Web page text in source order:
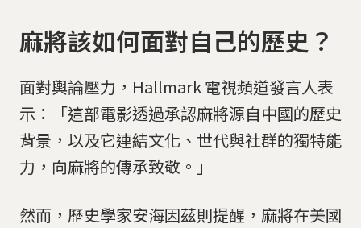
麻將該如何面對自己的歷史？
面對輿論壓力，Hallmark 電視頻道發言人表
示：「這部電影透過承認麻將源自中國的歷史
背景，以及它連結文化、世代與社群的獨特能
力，向麻將的傳承致敬。」
然而，歷史學家安海因茲則提醒，麻將在美國